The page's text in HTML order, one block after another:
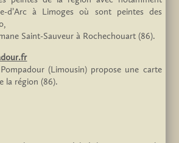
d’Arc à Limoges où sont peintes des
Saint-Sauveur à Rochechouart (86).
(Limousin) propose une carte
la région (86).